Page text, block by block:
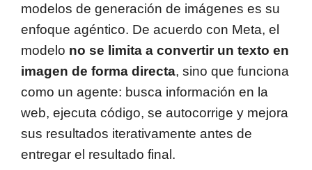
modelos de generación de imágenes es su
enfoque agéntico. De acuerdo con Meta, el
modelo no se limita a convertir un texto en
imagen de forma directa, sino que funciona
como un agente: busca información en la
web, ejecuta código, se autocorrige y mejora
sus resultados iterativamente antes de
entregar el resultado final.